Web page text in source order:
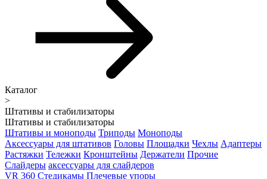
Каталог
>
Штативы и стабилизаторы
Штативы и стабилизаторы
Штативы и моноподы Триподы Моноподы
Аксессуары для штативов Головы Площадки Чехлы Адаптеры
Растяжки Тележки Кронштейны Держатели Прочие
Слайдеры аксессуары для слайдеров
VR 360 Стедикамы Плечевые упоры